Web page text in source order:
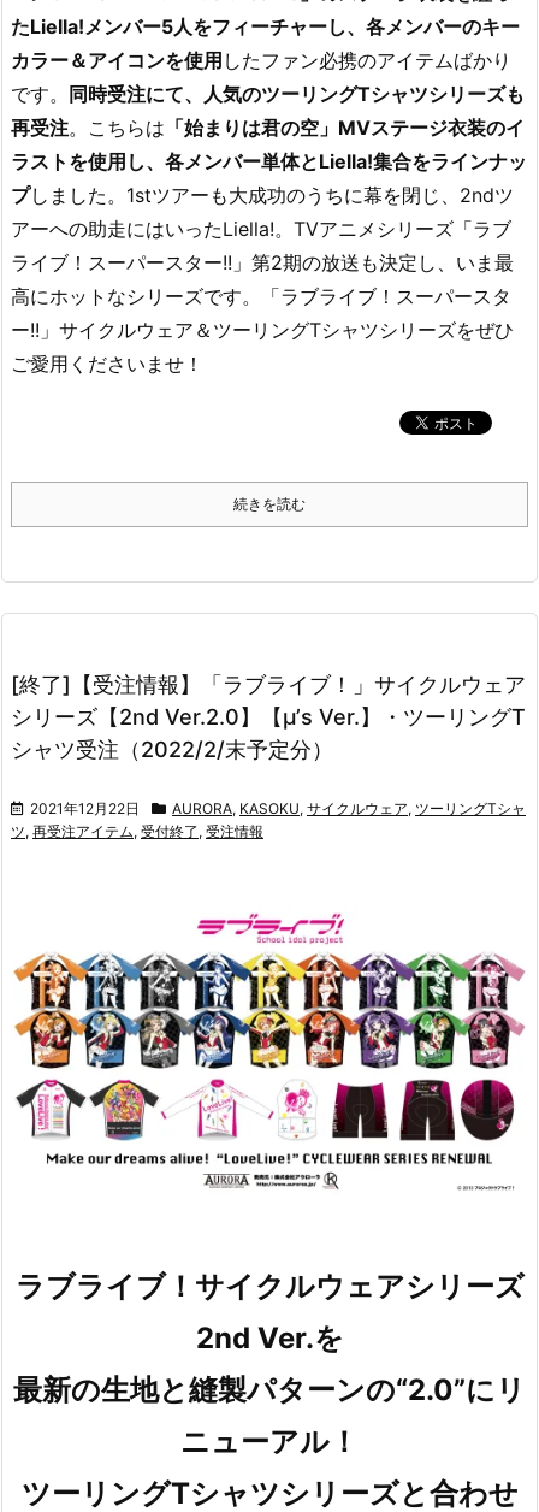
たLiella!メンバー5人をフィーチャーし、各メンバーのキー
カラー＆アイコンを使用 したファン必携のアイテムばかり
です。 同時受注にて、人気のツーリングTシャツシリーズも
再受注。こちらは 「始まりは君の空」MVステージ衣装のイ
ラストを使用し、各メンバー単体とLiella!集合をラインナッ
プしました。1stツアーも大成功のうちに幕を閉じ、2ndツ
アーへの助走にはいったLiella!。TVアニメシリーズ「ラブ
ライブ！スーパースター!!」第2期の放送も決定し、いま最
高にホットなシリーズです。「ラブライブ！スーパースタ
ー!!」サイクルウェア＆ツーリングTシャツシリーズをぜひ
ご愛用くださいませ！
続きを読む
[終了]【受注情報】「ラブライブ！」サイクルウェア
シリーズ【2nd Ver.2.0】【μ’s Ver.】・ツーリングT
シャツ受注（2022/2/末予定分）
2021年12月22日 AURORA, KASOKU, サイクルウェア, ツーリングTシャ
ツ, 再受注アイテム, 受付終了 , 受注情報
ラブライブ！サイクルウェアシリーズ
2nd Ver.を
最新の生地と縫製パターンの“2.0”にリ
ニューアル！
ツーリングTシャツシリーズと合わせ